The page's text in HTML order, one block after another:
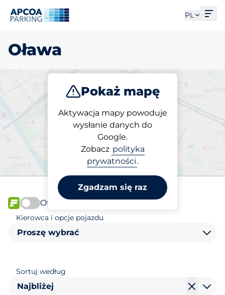
PL
Oława
Pokaż mapę
Aktywacja mapy powoduje
wysłanie danych do
Google.
Zobacz polityka
prywatności .
Zgadzam się raz
Parkuj Ładuj
Wybierz miejsce
parkingowe w Oława
FLOW
Otwórz teraz
Kierowca i opcje pojazdu
Proszę wybrać
Sortuj według
Najbliżej